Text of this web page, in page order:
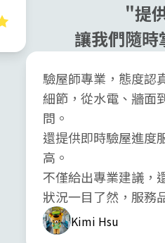
"提
讓我們隨
驗屋師專業，態度認
細節，從水電、牆面
問。
還提供即時驗屋進度
高。
不僅給出專業建議，
狀況一目了然，服務
Kimi Hsu